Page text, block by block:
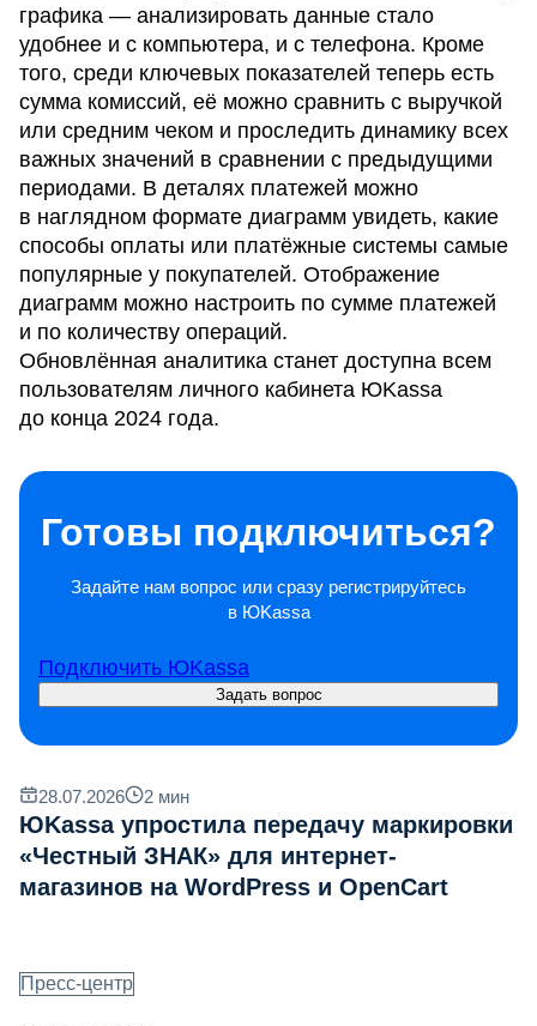
графика — анализировать данные стало
удобнее и с компьютера, и с телефона. Кроме
того, среди ключевых показателей теперь есть
сумма комиссий, её можно сравнить с выручкой
или средним чеком и проследить динамику всех
важных значений в сравнении с предыдущими
периодами. В деталях платежей можно
в наглядном формате диаграмм увидеть, какие
способы оплаты или платёжные системы самые
популярные у покупателей. Отображение
диаграмм можно настроить по сумме платежей
и по количеству операций.
Обновлённая аналитика станет доступна всем
пользователям личного кабинета ЮKassa
до конца 2024 года.
Готовы подключиться?
Задайте нам вопрос или сразу регистрируйтесь
в ЮKassa
Подключить ЮKassa
Задать вопрос
28.07.2026 2 мин
ЮKassa упростила передачу маркировки
«Честный ЗНАК» для интернет-
магазинов на WordPress и OpenCart
Пресс-центр